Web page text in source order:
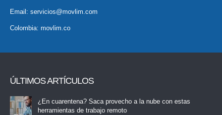
Email: servicios@movlim.com
Colombia: movlim.co
ÚLTIMOS ARTÍCULOS
¿En cuarentena? Saca provecho a la nube con estas
herramientas de trabajo remoto